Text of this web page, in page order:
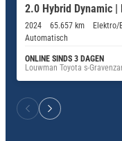
2.0 Hybrid Dynamic
2024 65.657 km Elektro/
Automatisch
ONLINE SINDS 3 DAGEN
Louwman Toyota s-